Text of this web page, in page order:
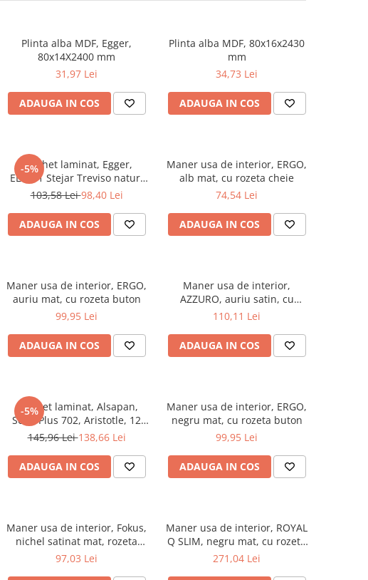
Plinta alba MDF, Egger,
80x14X2400 mm
31,97 Lei
ADAUGA IN COS
Plinta alba MDF, 80x16x2430
mm
34,73 Lei
ADAUGA IN COS
-5%
Parchet laminat, Egger,
EL2181 Stejar Treviso natur,
10 mm, 4V, AQ24, Live Natural
103,58 Lei98,40 Lei
ADAUGA IN COS
Maner usa de interior, ERGO,
alb mat, cu rozeta cheie
74,54 Lei
ADAUGA IN COS
Maner usa de interior, ERGO,
auriu mat, cu rozeta buton
99,95 Lei
ADAUGA IN COS
Maner usa de interior,
AZZURO, auriu satin, cu
rozeta cheie
110,11 Lei
ADAUGA IN COS
-5%
Parchet laminat, Alsapan,
Solid Plus 702, Aristotle, 12
mm 33/AC6 4V 5G
145,96 Lei138,66 Lei
ADAUGA IN COS
Maner usa de interior, ERGO,
negru mat, cu rozeta buton
99,95 Lei
ADAUGA IN COS
Maner usa de interior, Fokus,
nichel satinat mat, rozeta
cheie
97,03 Lei
Maner usa de interior, ROYAL
Q SLIM, negru mat, cu rozeta
cheie
271,04 Lei